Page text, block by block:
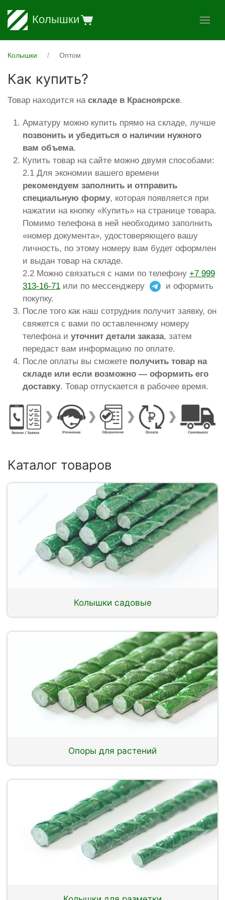
Колышки
Колышки Оптом
Как купить?
Товар находится на складе в Красноярскe.
Арматуру можно купить прямо на складе, лучше
позвонить и убедиться о наличии нужного
вам объема.
Купить товар на сайте можно двумя способами:
2.1 Для экономии вашего времени
рекомендуем заполнить и отправить
специальную форму, которая появляется при
нажатии на кнопку «Купить» на странице товара.
Помимо телефона в ней необходимо заполнить
«номер документа», удостоверяющего вашу
личность, по этому номеру вам будет оформлен
и выдан товар на складе.
2.2 Можно связаться с нами по телефону +7 999
313-16-71 или по мессенджеру
и оформить
покупку.
После того как наш сотрудник получит заявку, он
свяжется с вами по оставленному номеру
телефона и уточнит детали заказа, затем
передаст вам информацию по оплате.
После оплаты вы сможете получить товар на
складе или если возможно — оформить его
доставку. Товар отпускается в рабочее время.
Каталог товаров
Колышки садовые
Опоры для растений